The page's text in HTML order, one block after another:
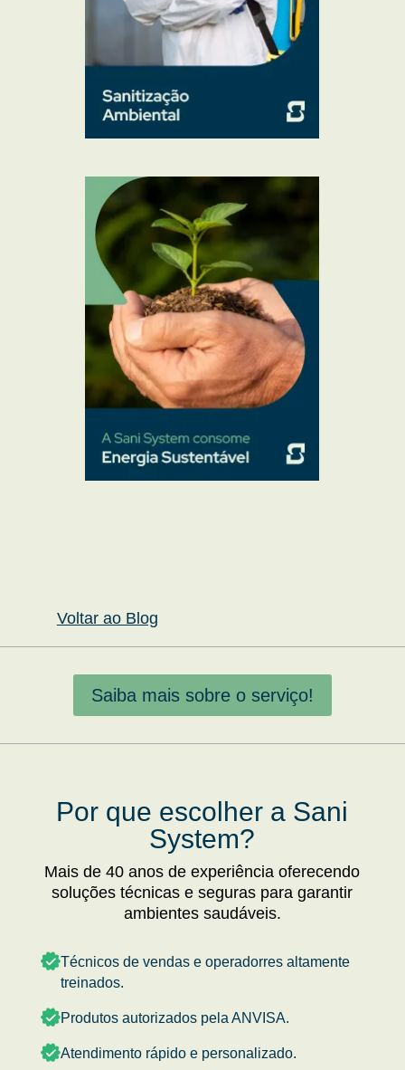
Voltar ao Blog
Saiba mais sobre o serviço!
Por que escolher a Sani
System?
Mais de 40 anos de experiência oferecendo
soluções técnicas e seguras para garantir
ambientes saudáveis.
Técnicos de vendas e operadorres altamente
treinados.
Produtos autorizados pela ANVISA.
Atendimento rápido e personalizado.